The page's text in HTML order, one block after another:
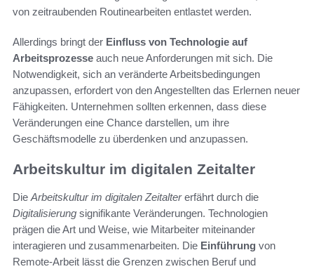
von zeitraubenden Routinearbeiten entlastet werden.
Allerdings bringt der Einfluss von Technologie auf
Arbeitsprozesse auch neue Anforderungen mit sich. Die
Notwendigkeit, sich an veränderte Arbeitsbedingungen
anzupassen, erfordert von den Angestellten das Erlernen neuer
Fähigkeiten. Unternehmen sollten erkennen, dass diese
Veränderungen eine Chance darstellen, um ihre
Geschäftsmodelle zu überdenken und anzupassen.
Arbeitskultur im digitalen Zeitalter
Die Arbeitskultur im digitalen Zeitaltererfährt durch die
Digitalisierung signifikante Veränderungen. Technologien
prägen die Art und Weise, wie Mitarbeiter miteinander
interagieren und zusammenarbeiten. Die Einführung von
Remote-Arbeit lässt die Grenzen zwischen Beruf und